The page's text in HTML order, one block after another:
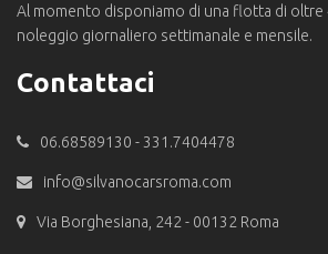
Al momento disponiamo di una flotta di oltre
noleggio giornaliero settimanale e mensile.
Contattaci
06.68589130 - 331.7404478
info@silvanocarsroma.com
Via Borghesiana, 242 - 00132 Roma